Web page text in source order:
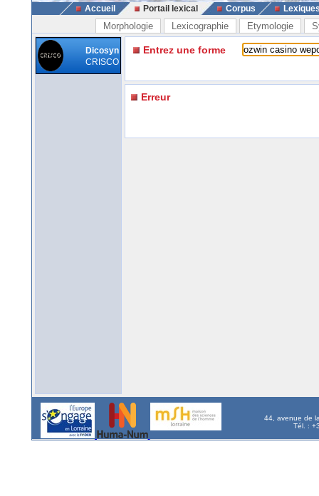
Accueil Portail lexical Corpus
Morphologie Lexicographie Etymologie
Dicosyn
CRISCO
Entrez une forme
Erreur
44, avenue de
Tél. :